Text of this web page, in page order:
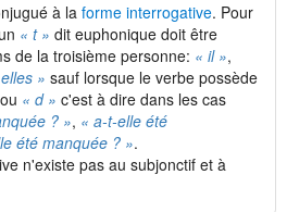
à la forme interrogative. Pour
« t » dit euphonique doit être
de la troisième personne: « il »,
» sauf lorsque le verbe possède
ou « d » c'est à dire dans les cas
? », « a-t-elle été
été manquée ? ».
n'existe pas au subjonctif et à